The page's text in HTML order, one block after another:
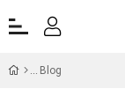
Blog